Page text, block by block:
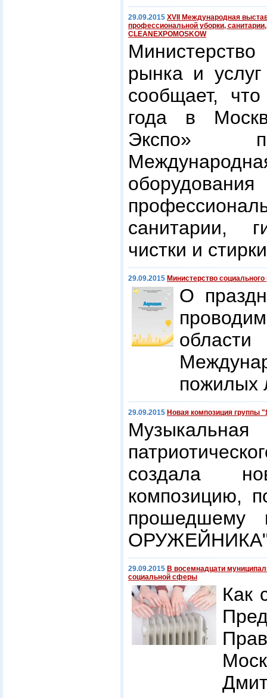
29.09.2015 XVII Международная
профессиональной уборки,
CLEANEXPOMOSKOW
рынка и
сообщает,
года в
Экспо»
санитарии,
чистки и
29.09.2015 Министерство
О
пожилых
29.09.2015 Новая композиция группы
создала
композицию,
прошедшему
29.09.2015 В восемнадцати
социальной сферы
Как